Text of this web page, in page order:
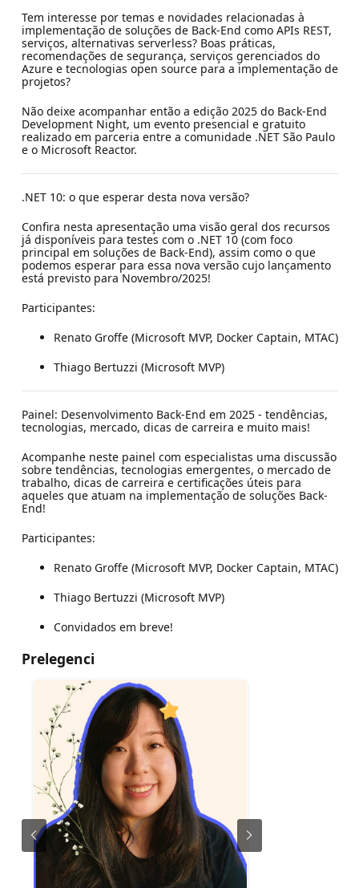
Tem interesse por temas e novidades relacionadas à
implementação de soluções de Back-End como APIs REST,
serviços, alternativas serverless? Boas práticas,
recomendações de segurança, serviços gerenciados do
Azure e tecnologias open source para a implementação de
projetos?
Não deixe acompanhar então a edição 2025 do Back-End
Development Night, um evento presencial e gratuito
realizado em parceria entre a comunidade .NET São Paulo
e o Microsoft Reactor.
.NET 10: o que esperar desta nova versão?
Confira nesta apresentação uma visão geral dos recursos
já disponíveis para testes com o .NET 10 (com foco
principal em soluções de Back-End), assim como o que
podemos esperar para essa nova versão cujo lançamento
está previsto para Novembro/2025!
Participantes:
Renato Groffe (Microsoft MVP, Docker Captain, MTAC)
Thiago Bertuzzi (Microsoft MVP)
Painel: Desenvolvimento Back-End em 2025 - tendências,
tecnologias, mercado, dicas de carreira e muito mais!
Acompanhe neste painel com especialistas uma discussão
sobre tendências, tecnologias emergentes, o mercado de
trabalho, dicas de carreira e certificações úteis para
aqueles que atuam na implementação de soluções Back-
End!
Participantes:
Renato Groffe (Microsoft MVP, Docker Captain, MTAC)
Thiago Bertuzzi (Microsoft MVP)
Convidados em breve!
Prelegenci